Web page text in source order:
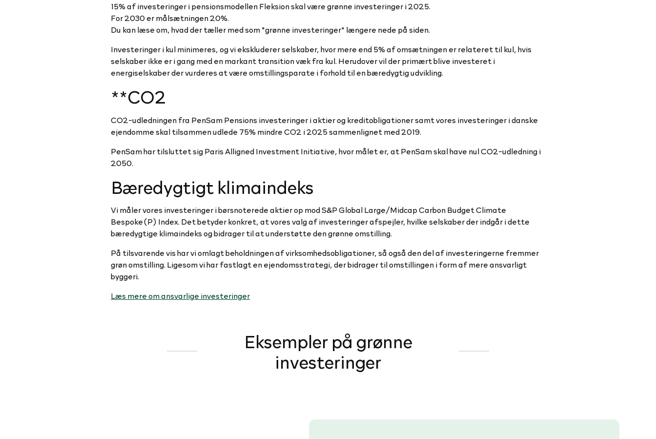
15% af investeringer i pensionsmodellen Fleksion skal være grønne investeringer i 2025.
For 2030 er målsætningen 20%.
Du kan læse om, hvad der tæller med som "grønne investeringer" længere nede på siden.
Investeringer i kul minimeres, og vi ekskluderer selskaber, hvor mere end 5% af omsætningen er relateret til kul, hvis
selskaber ikke er i gang med en markant transition væk fra kul. Herudover vil der primært blive investeret i
energiselskaber der vurderes at være omstillingsparate i forhold til en bæredygtig udvikling.
**CO2
CO2-udledningen fra PenSam Pensions investeringer i aktier og kreditobligationer samt vores investeringer i danske
ejendomme skal tilsammen udlede 75% mindre CO2 i 2025 sammenlignet med 2019.
PenSam har tilsluttet sig Paris Alligned Investment Initiative, hvor målet er, at PenSam skal have nul CO2-udledning i
2050.
Bæredygtigt klimaindeks
Vi måler vores investeringer i børsnoterede aktier op mod S&P Global Large/Midcap Carbon Budget Climate
Bespoke(P) Index. Det betyder konkret, at vores valg af investeringer afspejler, hvilke selskaber der indgår i dette
bæredygtige klimaindeks og bidrager til at understøtte den grønne omstilling.
På tilsvarende vis har vi omlagt beholdningen af virksomhedsobligationer, så også den del af investeringerne fremmer
grøn omstilling. Ligesom vi har fastlagt en ejendomsstrategi, der bidrager til omstillingen i form af mere ansvarligt
byggeri.
Læs mere om ansvarlige investeringer
Eksempler på grønne
investeringer